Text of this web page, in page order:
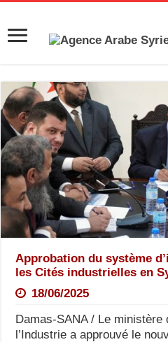
Approbation du système
les Cités industrielles en
18/06/2025
Damas-SANA / Le ministère
l’Industrie a approuvé le